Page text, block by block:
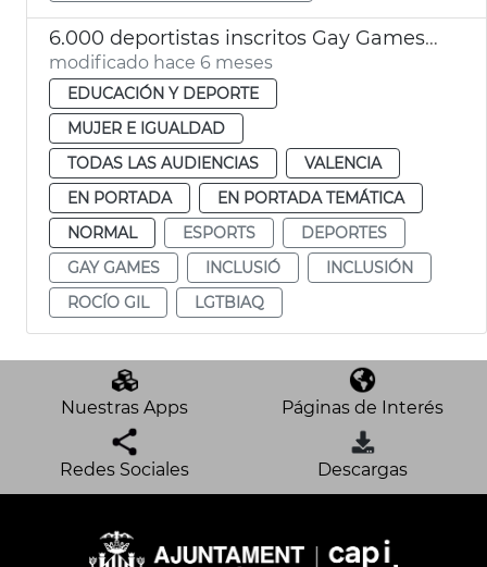
6.000 deportistas inscritos Gay Games 2026
modificado hace 6 meses
EDUCACIÓN Y DEPORTE
MUJER E IGUALDAD
TODAS LAS AUDIENCIAS
VALENCIA
EN PORTADA
EN PORTADA TEMÁTICA
NORMAL
ESPORTS
DEPORTES
GAY GAMES
INCLUSIÓ
INCLUSIÓN
ROCÍO GIL
LGTBIAQ
Nuestras Apps Páginas de Interés
Redes Sociales Descargas